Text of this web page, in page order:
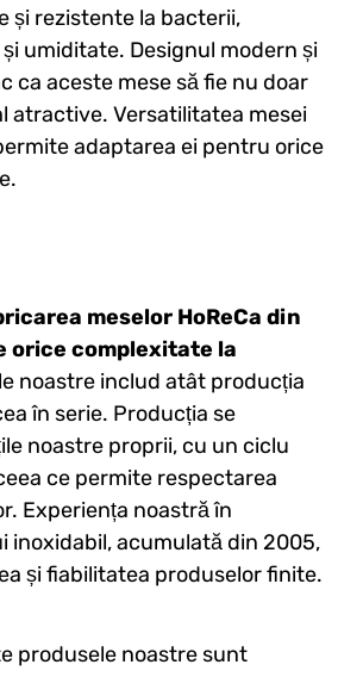
și rezistente la bacterii,
umiditate. Designul modern și
ca aceste mese să fie nu doar
atractive. Versatilitatea mesei
adaptarea ei pentru orice
meselor HoReCa din
orice complexitate la
noastre includ atât producția
în serie. Producția se
noastre proprii, cu un ciclu
ce permite respectarea
Experiența noastră în
inoxidabil, acumulată din 2005,
și fiabilitatea produselor finite.
produsele noastre sunt